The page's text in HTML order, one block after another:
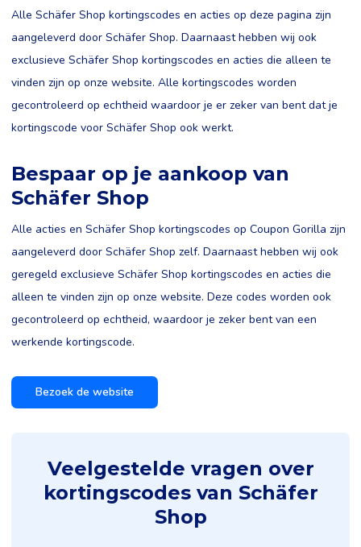
Alle Schäfer Shop kortingscodes en acties op deze pagina zijn
aangeleverd door Schäfer Shop. Daarnaast hebben wij ook
exclusieve Schäfer Shop kortingscodes en acties die alleen te
vinden zijn op onze website. Alle kortingscodes worden
gecontroleerd op echtheid waardoor je er zeker van bent dat je
kortingscode voor Schäfer Shop ook werkt.
Bespaar op je aankoop van
Schäfer Shop
Alle acties en Schäfer Shop kortingscodes op Coupon Gorilla zijn
aangeleverd door Schäfer Shop zelf. Daarnaast hebben wij ook
geregeld exclusieve Schäfer Shop kortingscodes en acties die
alleen te vinden zijn op onze website. Deze codes worden ook
gecontroleerd op echtheid, waardoor je zeker bent van een
werkende kortingscode.
Bezoek de website
Veelgestelde vragen over
kortingscodes van Schäfer
Shop